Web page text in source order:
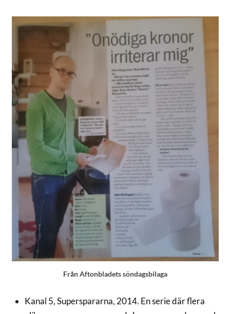
Från Aftonbladets söndagsbilaga
Kanal 5, Superspararna, 2014. En serie där flera